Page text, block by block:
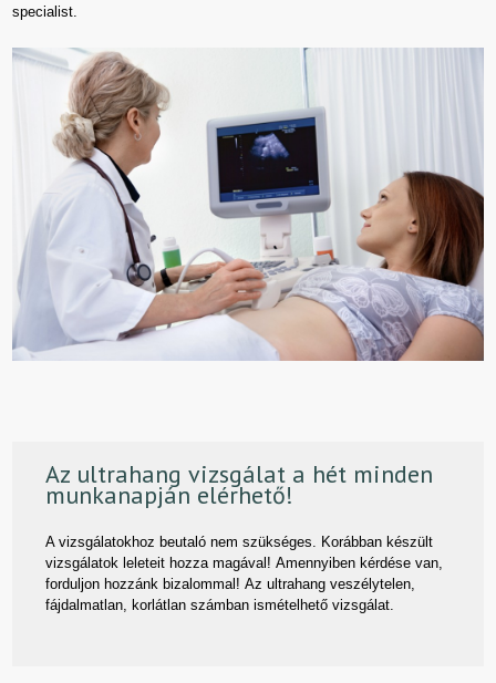
specialist.
Az ultrahang vizsgálat a hét minden
munkanapján elérhető!
A vizsgálatokhoz beutaló nem szükséges. Korábban készült
vizsgálatok leleteit hozza magával! Amennyiben kérdése van,
forduljon hozzánk bizalommal! Az ultrahang veszélytelen,
fájdalmatlan, korlátlan számban ismételhető vizsgálat.